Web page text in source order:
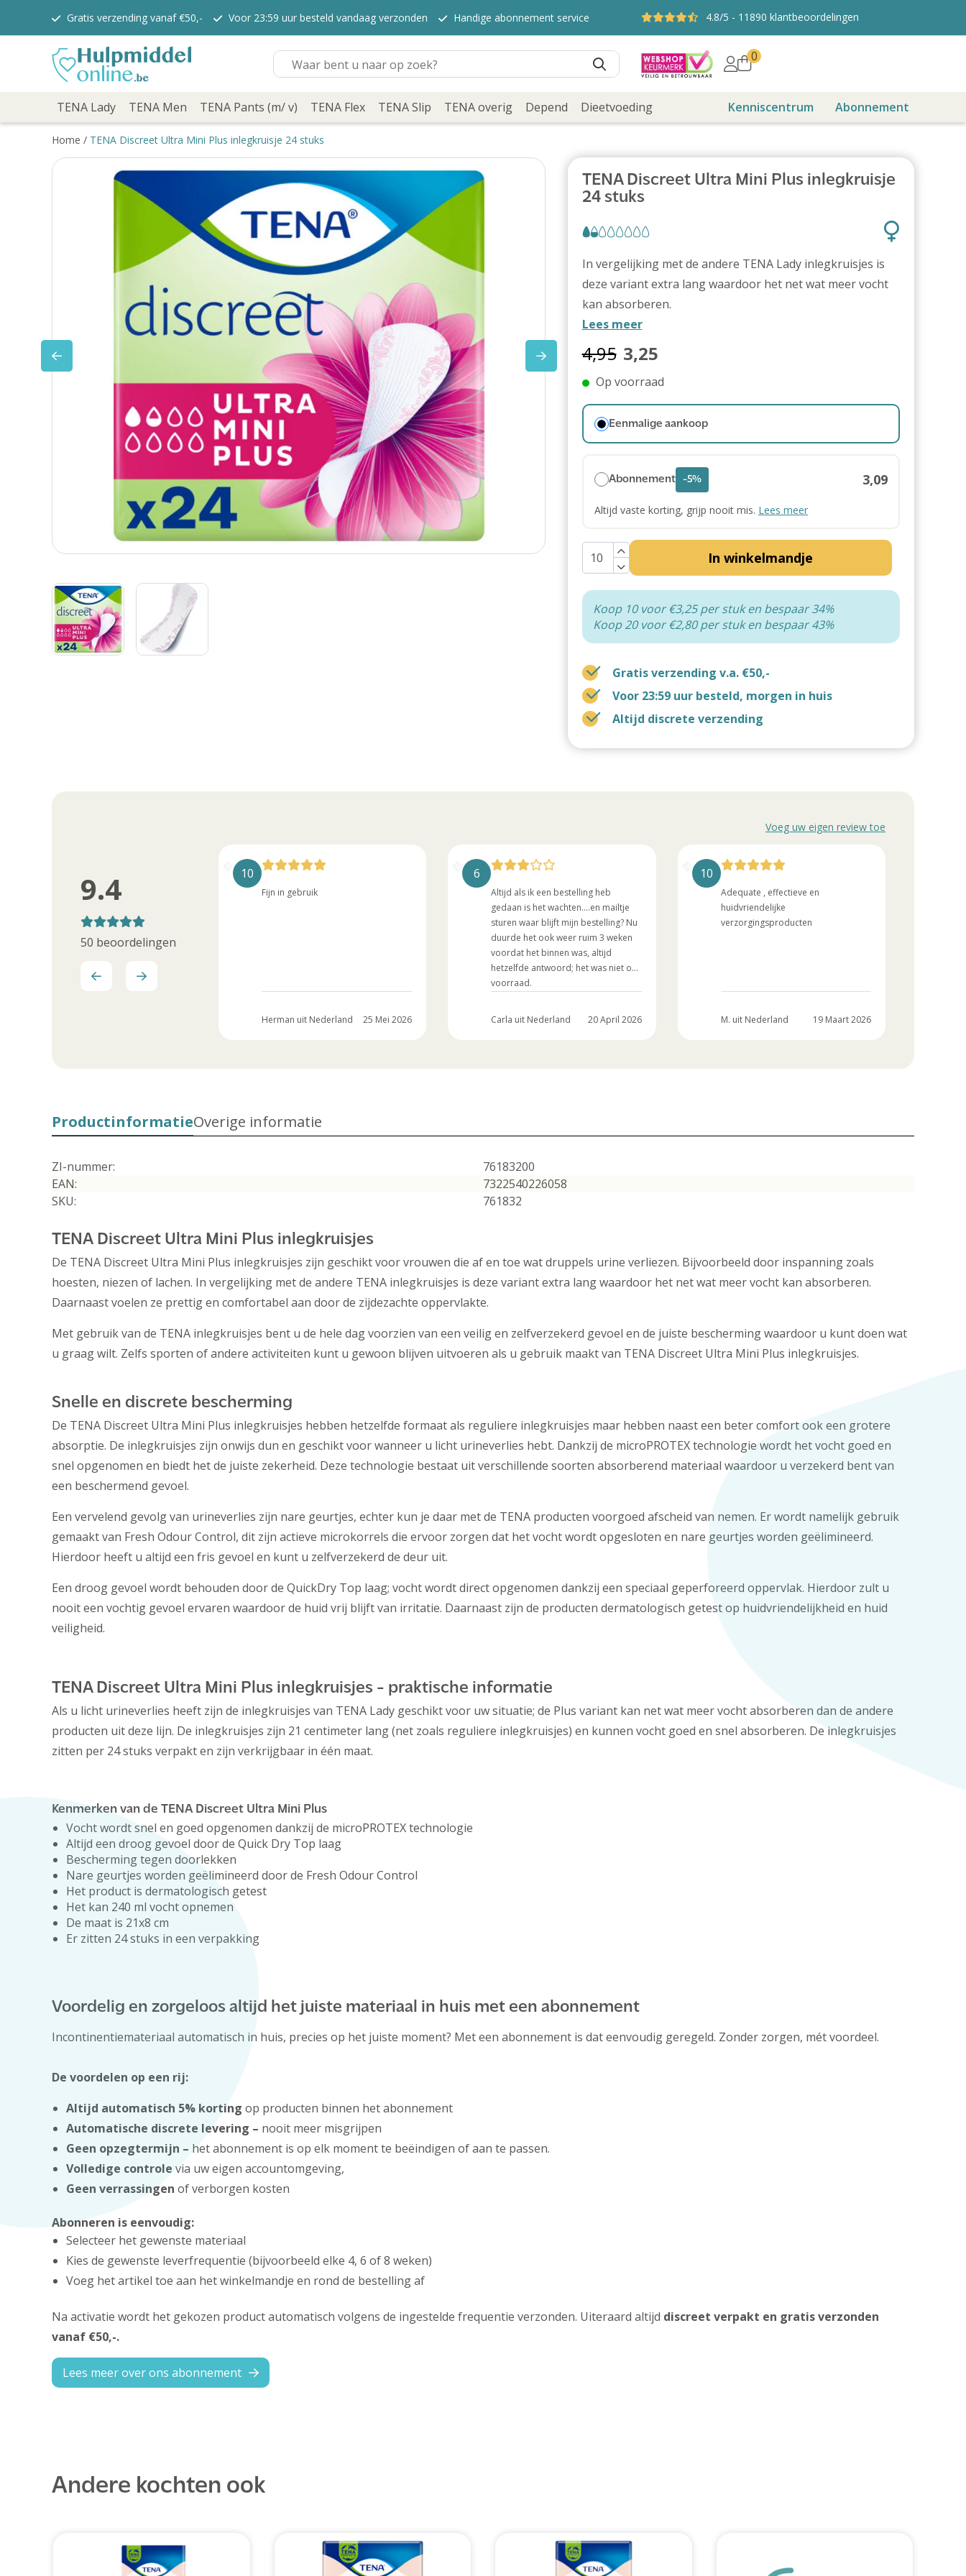
TENA Lady
TENA Lady Pants
TENA Discreet verbanden
TENA Discreet inlegkruisjes
TENA Pants (m/ v)
TENA Slip
TENA Bed
Gratis verzending vanaf €50,- Voor 23:59 uur besteld vandaag verzonden Handige abonnement service 4.8/5 - 11890 klantbeoordelingen
0
TENA Lady TENA Men TENA Pants (m/ v) TENA Flex TENA Slip TENA overig Depend Dieetvoeding Kenniscentrum Abonnement
Home / TENA Discreet Ultra Mini Plus inlegkruisje 24 stuks
TENA Discreet Ultra Mini Plus inlegkruisje
24 stuks
In vergelijking met de andere TENA Lady inlegkruisjes is
deze variant extra lang waardoor het net wat meer vocht
kan absorberen.
Lees meer
4,95 3,25
Op voorraad
Eenmalige aankoop
Abonnement -5% 3,09
Altijd vaste korting, grijp nooit mis. Lees meer
In winkelmandje
Koop 10 voor €3,25 per stuk en bespaar 34%
Koop 20 voor €2,80 per stuk en bespaar 43%
Gratis verzending v.a. €50,-
Voor 23:59 uur besteld, morgen in huis
Altijd discrete verzending
9.4
50 beoordelingen
Voeg uw eigen review toe
Een heel prettig product en veilig
10
Fijn in gebruik
Herman uit Nederland 25 Mei 2026
6
Altijd als ik een bestelling heb
gedaan is het wachten....en mailtje
sturen waar blijft mijn bestelling? Nu
duurde het ook weer ruim 3 weken
voordat het binnen was, altijd
hetzelfde antwoord; het was niet op
voorraad.
gecommuniceerd werd.
Carla uit Nederland 20 April 2026
10
Adequate , effectieve en
huidvriendelijke
verzorgingsproducten
M. uit Nederland 19 Maart 2026
ProductinformatieOverige informatie
ZI-nummer:
76183200
EAN:
7322540226058
SKU:
761832
TENA Discreet Ultra Mini Plus inlegkruisjes
De TENA Discreet Ultra Mini Plus inlegkruisjes zijn geschikt voor vrouwen die af en toe wat druppels urine verliezen. Bijvoorbeeld door inspanning zoals
hoesten, niezen of lachen. In vergelijking met de andere TENA inlegkruisjes is deze variant extra lang waardoor het net wat meer vocht kan absorberen.
Daarnaast voelen ze prettig en comfortabel aan door de zijdezachte oppervlakte.
Met gebruik van de TENA inlegkruisjes bent u de hele dag voorzien van een veilig en zelfverzekerd gevoel en de juiste bescherming waardoor u kunt doen wat
u graag wilt. Zelfs sporten of andere activiteiten kunt u gewoon blijven uitvoeren als u gebruik maakt van TENA Discreet Ultra Mini Plus inlegkruisjes.
Snelle en discrete bescherming
De TENA Discreet Ultra Mini Plus inlegkruisjes hebben hetzelfde formaat als reguliere inlegkruisjes maar hebben naast een beter comfort ook een grotere
absorptie. De inlegkruisjes zijn onwijs dun en geschikt voor wanneer u licht urineverlies hebt. Dankzij de microPROTEX technologie wordt het vocht goed en
snel opgenomen en biedt het de juiste zekerheid. Deze technologie bestaat uit verschillende soorten absorberend materiaal waardoor u verzekerd bent van
een beschermend gevoel.
Een vervelend gevolg van urineverlies zijn nare geurtjes, echter kun je daar met de TENA producten voorgoed afscheid van nemen. Er wordt namelijk gebruik
gemaakt van Fresh Odour Control, dit zijn actieve microkorrels die ervoor zorgen dat het vocht wordt opgesloten en nare geurtjes worden geëlimineerd.
Hierdoor heeft u altijd een fris gevoel en kunt u zelfverzekerd de deur uit.
Een droog gevoel wordt behouden door de QuickDry Top laag; vocht wordt direct opgenomen dankzij een speciaal geperforeerd oppervlak. Hierdoor zult u
nooit een vochtig gevoel ervaren waardoor de huid vrij blijft van irritatie. Daarnaast zijn de producten dermatologisch getest op huidvriendelijkheid en huid
veiligheid.
TENA Discreet Ultra Mini Plus inlegkruisjes - praktische informatie
Als u licht urineverlies heeft zijn de inlegkruisjes van TENA Lady geschikt voor uw situatie; de Plus variant kan net wat meer vocht absorberen dan de andere
producten uit deze lijn. De inlegkruisjes zijn 21 centimeter lang (net zoals reguliere inlegkruisjes) en kunnen vocht goed en snel absorberen. De inlegkruisjes
zitten per 24 stuks verpakt en zijn verkrijgbaar in één maat.
Kenmerken van de TENA Discreet Ultra Mini Plus
Vocht wordt snel en goed opgenomen dankzij de microPROTEX technologie
Altijd een droog gevoel door de Quick Dry Top laag
Bescherming tegen doorlekken
Nare geurtjes worden geëlimineerd door de Fresh Odour Control
Het product is dermatologisch getest
Het kan 240 ml vocht opnemen
De maat is 21x8 cm
Er zitten 24 stuks in een verpakking
Voordelig en zorgeloos altijd het juiste materiaal in huis met een abonnement
Incontinentiemateriaal automatisch in huis, precies op het juiste moment? Met een abonnement is dat eenvoudig geregeld. Zonder zorgen, mét voordeel.
De voordelen op een rij:
Altijd automatisch 5% korting op producten binnen het abonnement
Automatische discrete levering – nooit meer misgrijpen
Geen opzegtermijn – het abonnement is op elk moment te beëindigen of aan te passen.
Volledige controle via uw eigen accountomgeving,
Geen verrassingen of verborgen kosten
Abonneren is eenvoudig:
Selecteer het gewenste materiaal
Kies de gewenste leverfrequentie (bijvoorbeeld elke 4, 6 of 8 weken)
Voeg het artikel toe aan het winkelmandje en rond de bestelling af
Na activatie wordt het gekozen product automatisch volgens de ingestelde frequentie verzonden. Uiteraard altijd discreet verpakt en gratis verzonden
vanaf €50,-.
Lees meer over ons abonnement
Andere kochten ook